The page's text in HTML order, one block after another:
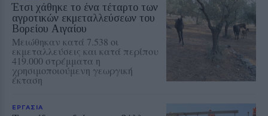
Έτσι χάθηκε το ένα τέταρτο των
αγροτικών εκμεταλλεύσεων του
Βορείου Αιγαίου
Μειώθηκαν κατά 7.538 οι
εκμεταλλεύσεις και κατά περίπου
419.000 στρέμματα η
χρησιμοποιούμενη γεωργική
έκταση
ΕΡΓΑΣΙΑ